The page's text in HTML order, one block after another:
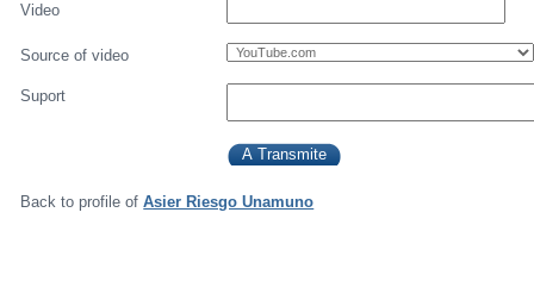
Video
Source of video
Suport
Back to profile ofAsier Riesgo Unamuno